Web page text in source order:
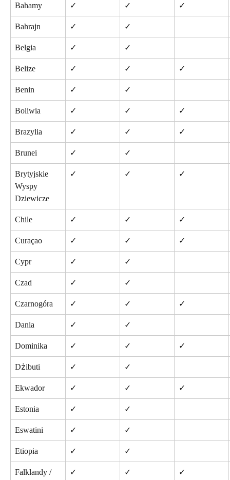
Bahamy ✓ ✓ ✓
Bahrajn ✓ ✓
Belgia ✓ ✓
Belize ✓ ✓ ✓
Benin ✓ ✓
Boliwia ✓ ✓ ✓
Brazylia ✓ ✓ ✓
Brunei ✓ ✓
Brytyjskie
Wyspy
Dziewicze
✓ ✓ ✓
Chile ✓ ✓ ✓
Curaçao ✓ ✓ ✓
Cypr ✓ ✓
Czad ✓ ✓
Czarnogóra ✓ ✓ ✓
Dania ✓ ✓
Dominika ✓ ✓ ✓
Dżibuti ✓ ✓
Ekwador ✓ ✓ ✓
Estonia ✓ ✓
Eswatini ✓ ✓
Etiopia ✓ ✓
Falklandy /
✓ ✓ ✓